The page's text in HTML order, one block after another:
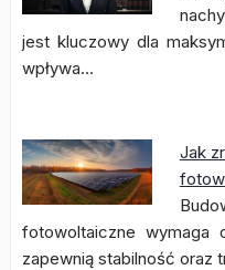
jest kluczowy dla
wpływa…
Jak
fotowoltaiczne wymaga
zapewnią stabilność oraz